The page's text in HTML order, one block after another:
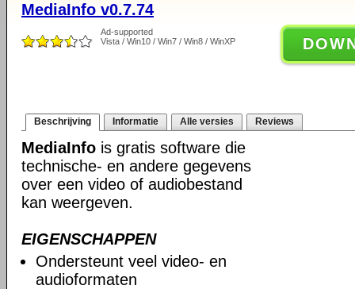
MediaInfo v0.7.74
Ad-supported
Vista / Win10 / Win7 / Win8 / WinXP
Beschrijving Informatie Alle versies Reviews
MediaInfo is gratis software die
technische- en andere gegevens
over een video of audiobestand
kan weergeven.
EIGENSCHAPPEN
Ondersteunt veel video- en
audioformaten